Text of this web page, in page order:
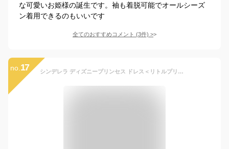
な可愛いお姫様の誕生です。袖も着脱可能でオールシーズ
ン着用できるのもいいです
全てのおすすめコメント (3件) >
no. 17 シンデレラ ディズニープリンセス ドレス＜リトルプリンセスルーム ディズニーコレクション シンデレラ＞【公式 コスプレ 衣装 ギフト キッズ Disney Princess コスチューム Cinderella 子供 子ども ハロウィン プレゼント 女の子 なりきり】